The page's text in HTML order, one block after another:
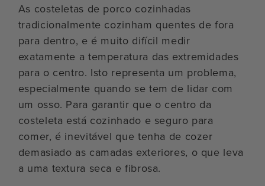
As costeletas de porco cozinhadas
tradicionalmente cozinham quentes de fora
para dentro, e é muito difícil medir
exatamente a temperatura das extremidades
para o centro. Isto representa um problema,
especialmente quando se tem de lidar com
um osso. Para garantir que o centro da
costeleta está cozinhado e seguro para
comer, é inevitável que tenha de cozer
demasiado as camadas exteriores, o que leva
a uma textura seca e fibrosa.